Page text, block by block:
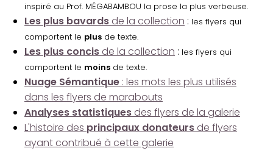
inspiré au Prof. MÉGABAMBOU la prose la plus verbeuse.
Les plus bavards de la collection : les flyers qui
comportent le plus de texte.
Les plus concis de la collection : les flyers qui
comportent le moins de texte.
Nuage Sémantique : les mots les plus utilisés
dans les flyers de marabouts
Analyses statistiques des flyers de la galerie
L'histoire des principaux donateurs de flyers
ayant contribué à cette galerie